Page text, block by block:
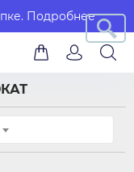
Подробнее